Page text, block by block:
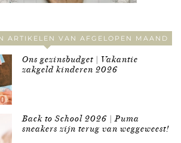
ARTIKELEN VAN AFGELOPEN MAAND
Ons gezinsbudget | Vakantie
zakgeld kinderen 2026
Back to School 2026 | Puma
sneakers zijn terug van weggeweest!